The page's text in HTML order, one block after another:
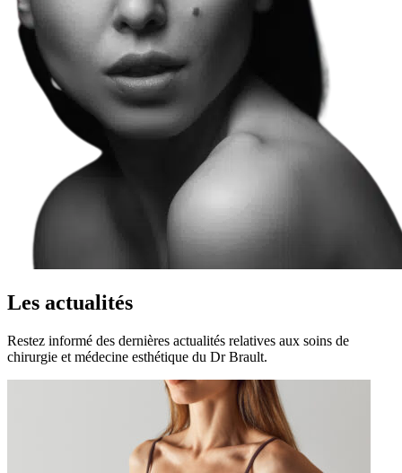
Les actualités
Restez informé des dernières actualités relatives aux soins de
chirurgie et médecine esthétique du Dr Brault.